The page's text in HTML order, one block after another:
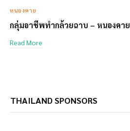
หนองคาย
กลุ่มอาชีพทำกล้วยฉาบ – หนองคาย
Read More
THAILAND SPONSORS